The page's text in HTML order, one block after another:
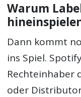
Warum
Dann kommt
ins Spiel.
Rechteinhaber
oder